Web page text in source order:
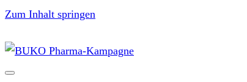
Zum Inhalt springen